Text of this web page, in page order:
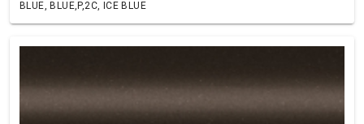
BLUE, BLUE,P,2C, ICE BLUE